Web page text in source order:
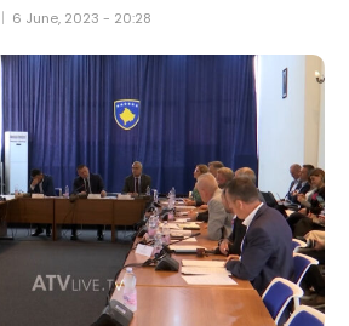
6 June, 2023 - 20:28